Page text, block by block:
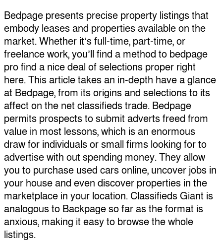
Bedpage presents precise property listings that
embody leases and properties available on the
market. Whether it’s full-time, part-time, or
freelance work, you’ll find a method to bedpage
pro find a nice deal of selections proper right
here. This article takes an in-depth have a glance
at Bedpage, from its origins and selections to its
affect on the net classifieds trade. Bedpage
permits prospects to submit adverts freed from
value in most lessons, which is an enormous
draw for individuals or small firms looking for to
advertise with out spending money. They allow
you to purchase used cars online, uncover jobs in
your house and even discover properties in the
marketplace in your location. Classifieds Giant is
analogous to Backpage so far as the format is
anxious, making it easy to browse the whole
listings.